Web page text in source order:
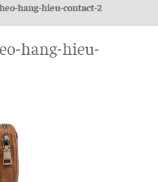
hang-hieu-contact-2
hang-hieu-